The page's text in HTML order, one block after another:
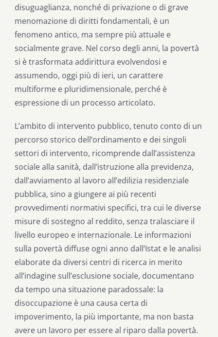
disuguaglianza, nonché di privazione o di grave
menomazione di diritti fondamentali, è un
fenomeno antico, ma sempre più attuale e
socialmente grave. Nel corso degli anni, la povertà
si è trasformata addirittura evolvendosi e
assumendo, oggi più di ieri, un carattere
multiforme e pluridimensionale, perché è
espressione di un processo articolato.
L’ambito di intervento pubblico, tenuto conto di un
percorso storico dell’ordinamento e dei singoli
settori di intervento, ricomprende dall’assistenza
sociale alla sanità, dall’istruzione alla previdenza,
dall’avviamento al lavoro all’edilizia residenziale
pubblica, sino a giungere ai più recenti
provvedimenti normativi specifici, tra cui le diverse
misure di sostegno al reddito, senza tralasciare il
livello europeo e internazionale. Le informazioni
sulla povertà diffuse ogni anno dall’Istat e le analisi
elaborate da diversi centri di ricerca in merito
all’indagine sull’esclusione sociale, documentano
da tempo una situazione paradossale: la
disoccupazione è una causa certa di
impoverimento, la più importante, ma non basta
avere un lavoro per essere al riparo dalla povertà.